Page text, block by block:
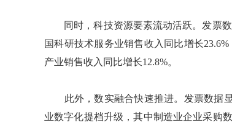
同时，科技资源要素流动活跃。发票数
国科研技术服务业销售收入同比增长
产业销售收入同比增长12.8%。
此外，数实融合快速推进。发票数据显
业数字化提档升级，其中制造业企业采购